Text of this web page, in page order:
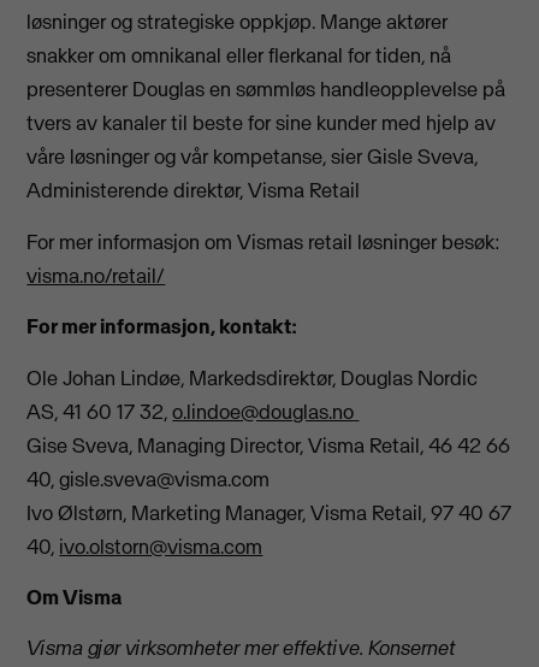
løsninger og strategiske oppkjøp. Mange aktører
snakker om omnikanal eller flerkanal for tiden, nå
presenterer Douglas en sømmløs handleopplevelse på
tvers av kanaler til beste for sine kunder med hjelp av
våre løsninger og vår kompetanse, sier Gisle Sveva,
Administerende direktør, Visma Retail
For mer informasjon om Vismas retail løsninger besøk:
visma.no/retail/
For mer informasjon, kontakt:
Ole Johan Lindøe, Markedsdirektør, Douglas Nordic
AS, 41 60 17 32,o.lindoe@douglas.no
Gise Sveva, Managing Director, Visma Retail, 46 42 66
40,gisle.sveva@visma.com
Ivo Ølstørn, Marketing Manager, Visma Retail, 97 40 67
40, ivo.olstorn@visma.com
Om Visma
Visma gjør virksomheter mer effektive. Konsernet